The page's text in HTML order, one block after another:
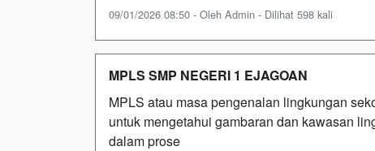
09/01/2026 08:50 - Oleh Admin - Dilihat 598 kali
MPLS SMP NEGERI 1 EJAGOAN
MPLS atau masa pengenalan lingkungan
untuk mengetahui gambaran dan kawasan
dalam prose